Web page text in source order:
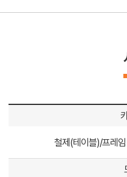
철제(테이블)/프레